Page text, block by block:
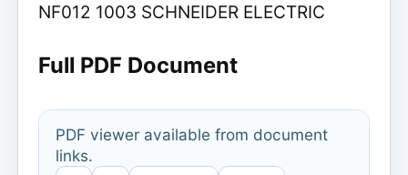
NF012 1003 SCHNEIDER ELECTRIC
Full PDF Document
PDF viewer available from document
links.